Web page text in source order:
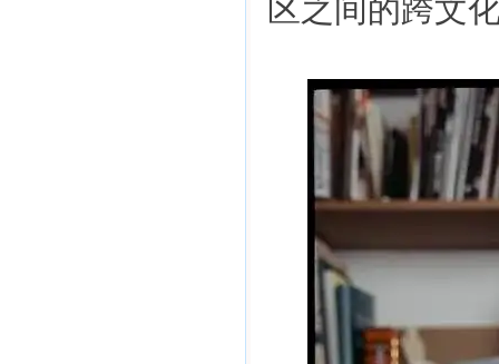
区之间的跨文